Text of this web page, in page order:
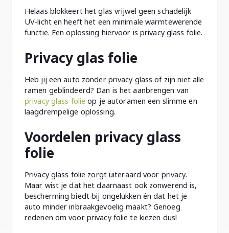
Helaas blokkeert het glas vrijwel geen schadelijk
UV-licht en heeft het een minimale warmtewerende
functie. Een oplossing hiervoor is privacy glass folie.
Privacy glas folie
Heb jij een auto zonder privacy glass of zijn niet alle
ramen geblindeerd? Dan is het aanbrengen van
privacy glass folie op je autoramen een slimme en
laagdrempelige oplossing.
Voordelen privacy glass
folie
Privacy glass folie zorgt uiteraard voor privacy.
Maar wist je dat het daarnaast ook zonwerend is,
bescherming biedt bij ongelukken én dat het je
auto minder inbraakgevoelig maakt? Genoeg
redenen om voor privacy folie te kiezen dus!